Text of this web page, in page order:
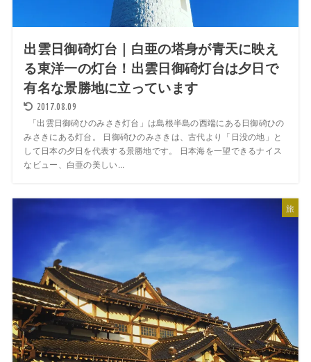
出雲日御碕灯台｜白亜の塔身が青天に映え
る東洋一の灯台！出雲日御碕灯台は夕日で
有名な景勝地に立っています
2017.08.09
「出雲日御碕ひのみさき灯台」は島根半島の西端にある日御碕ひの
みさきにある灯台。 日御碕ひのみさきは、古代より「日没の地」と
して日本の夕日を代表する景勝地です。 日本海を一望できるナイス
なビュー、白亜の美しい...
旅